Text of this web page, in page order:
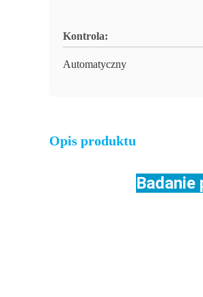
Kontrola:
Automatyczny
Opis produktu
Badanie